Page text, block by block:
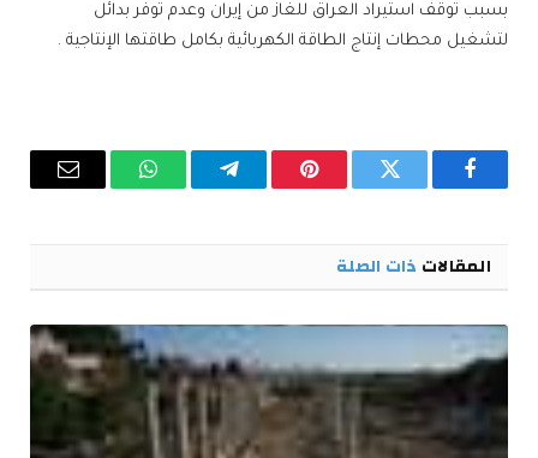
بسبب توقف استيراد العراق للغاز من إيران وعدم توفر بدائل
لتشغيل محطات إنتاج الطاقة الكهربائية بكامل طاقتها الإنتاجية .
فيسبوك تويتر بينتيريستتيلقرام واتساب البريد
المقالات ذات الصلة